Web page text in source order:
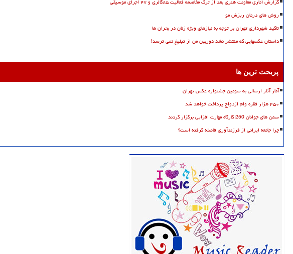
گزارش آماری معاونت هنری بعد از ترک مخاصمه فعالیت ۸۵گالری و ۴۷ اجرای موسیقی
روش های درمان ریزش مو
تاکید شهرداری تهران بر توجه به نیازهای ویژه زنان در بحران ها
داستان عکسهایی که منتشر نشد دوربین من از تبلیغ نمی ترسد!
پربحث ترین ها
آمار آثار ارسالی به سومین جشنواره عکس تهران
۴۵۰ هزار فقره وام ازدواج پرداخت خواهد شد
سمن های جوانان 250 کارگاه مهارت افزایی برگزار کردند
چرا جامعه ایرانی از فرزندآوری فاصله گرفته است؟